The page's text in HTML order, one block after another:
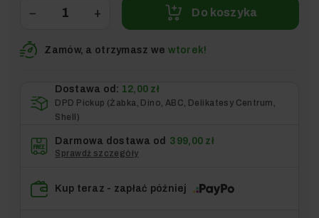
− + Do koszyka
Zamów, a otrzymasz we wtorek!
Dostawa od: 12,00 zł
DPD Pickup (Żabka, Dino, ABC, Delikatesy Centrum,
Shell)
Darmowa dostawa od 399,00 zł
Sprawdź szczegóły
Kup teraz - zapłać później